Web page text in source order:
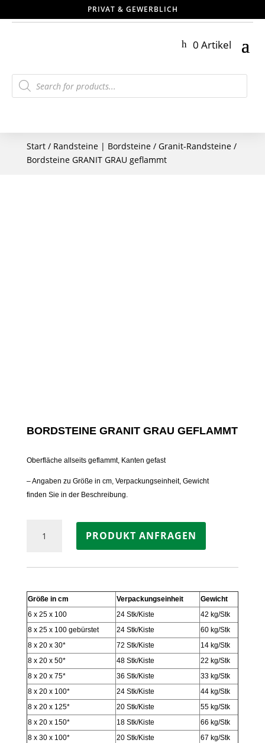
PRIVAT & GEWERBLICH
0 Artikel
Products
search
Start/ Randsteine | Bordsteine/ Granit-Randsteine/
Bordsteine GRANIT GRAU geflammt
BORDSTEINE GRANIT GRAU GEFLAMMT
Oberfläche allseits geflammt, Kanten gefast
– Angaben zu Größe in cm, Verpackungseinheit, Gewicht
finden Sie in der Beschreibung.
GRANIT
geflammt
PRODUKT ANFRAGEN
Größe in cm Verpackungseinheit
Gewicht
6 x 25 x 100
24 Stk/Kiste
42 kg/Stk
8 x 25 x 100 gebürstet
24 Stk/Kiste
60 kg/Stk
8 x 20 x 30*
72 Stk/Kiste
14 kg/Stk
8 x 20 x 50*
48 Stk/Kiste
22 kg/Stk
8 x 20 x 75*
36 Stk/Kiste
33 kg/Stk
8 x 20 x 100*
24 Stk/Kiste
44 kg/Stk
8 x 20 x 125*
20 Stk/Kiste
55 kg/Stk
8 x 20 x 150*
18 Stk/Kiste
66 kg/Stk
8 x 30 x 100*
20 Stk/Kiste
67 kg/Stk